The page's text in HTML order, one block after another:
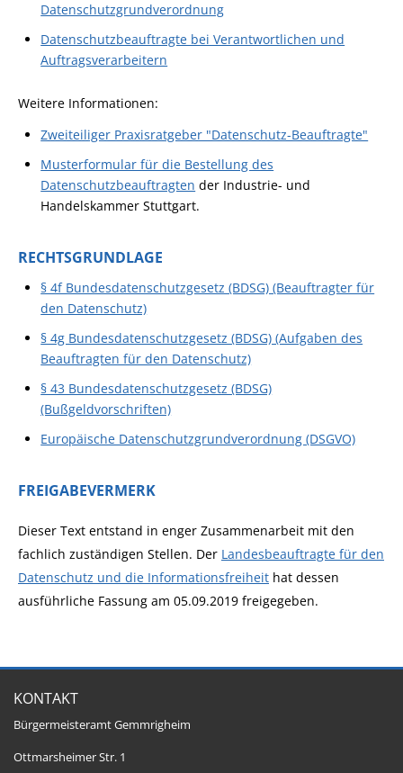
Datenschutzgrundverordnung
Datenschutzbeauftragte bei Verantwortlichen und
Auftragsverarbeitern
Weitere Informationen:
Zweiteiliger Praxisratgeber "Datenschutz-Beauftragte"
Musterformular für die Bestellung des
Datenschutzbeauftragten der Industrie- und
Handelskammer Stuttgart.
RECHTSGRUNDLAGE
§ 4f Bundesdatenschutzgesetz (BDSG) (Beauftragter für
den Datenschutz)
§ 4g Bundesdatenschutzgesetz (BDSG) (Aufgaben des
Beauftragten für den Datenschutz)
§ 43 Bundesdatenschutzgesetz (BDSG)
(Bußgeldvorschriften)
Europäische Datenschutzgrundverordnung (DSGVO)
FREIGABEVERMERK
Dieser Text entstand in enger Zusammenarbeit mit den
fachlich zuständigen Stellen. Der Landesbeauftragte für den
Datenschutz und die Informationsfreiheit hat dessen
ausführliche Fassung am 05.09.2019 freigegeben.
KONTAKT
Bürgermeisteramt Gemmrigheim
Ottmarsheimer Str. 1